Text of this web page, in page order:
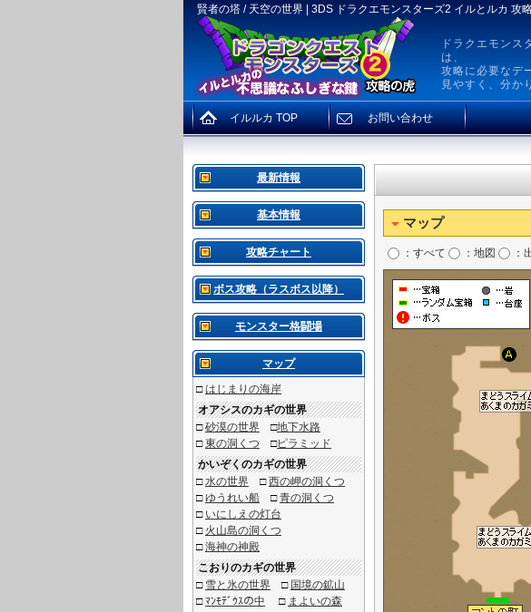
賢者の塔 / 天空の世界 | 3DS ドラクエモンスターズ2 イルとルカ 攻
ドラクエモンス
は、
攻略に必要なデ
見やすく、分か
最新情報
基本情報
攻略チャート
ボス攻略（ラスボス以降）
モンスター格闘場
マップ
□はじまりの海岸
オアシスのカギの世界
□砂漠の世界 □地下水路
□東の洞くつ □ピラミッド
かいぞくのカギの世界
□水の世界 □西の岬の洞くつ
□ゆうれい船 □青の洞くつ
□ いにしえの灯台
□ 火山島の洞くつ
□海神の神殿
こおりのカギの世界
□ 雪と氷の世界 □ 国境の鉱山
□ﾏﾝﾓﾃﾞｳｽの中 □ まよいの森
マップ
：すべて ：地図 ：
イルルカ TOP お問い合わせ